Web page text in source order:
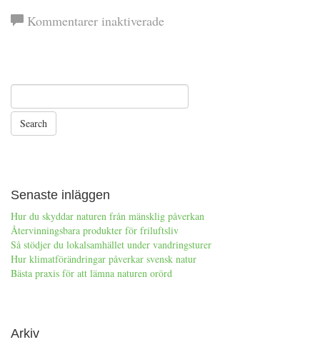
Kommentarer inaktiveradeför
Senaste inläggen
Hur du skyddar naturen från mänsklig påverkan
Återvinningsbara produkter för friluftsliv
Så stödjer du lokalsamhället under vandringsturer
Hur klimatförändringar påverkar svensk natur
Bästa praxis för att lämna naturen orörd
Arkiv